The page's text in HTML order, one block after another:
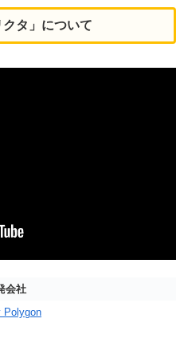
タ」について
会社
Polygon